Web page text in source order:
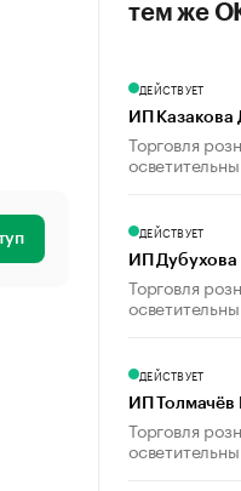
тем же
ДЕЙСТВУЕТ
ИП Казакова
Торговля
ДЕЙСТВУЕТ
ИП
Торговля
ДЕЙСТВУЕТ
ИП Толмачёв
Торговля